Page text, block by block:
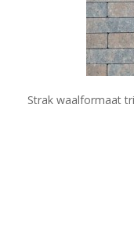
Strak waalformaat